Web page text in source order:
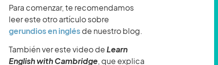
Para comenzar, te recomendamos
leer este otro artículo sobre
gerundios en inglésde nuestro blog.
También ver este video deLearn
English with Cambridge, que explica